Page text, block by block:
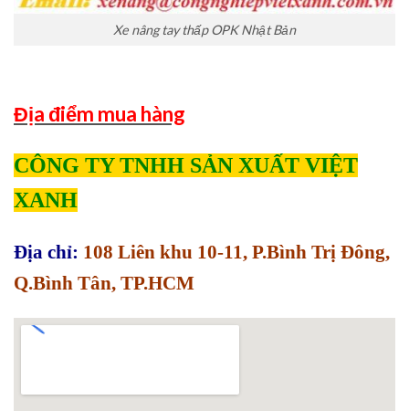
Xe nâng tay thấp OPK Nhật Bản
Địa điểm mua hàng
CÔNG TY TNHH SẢN XUẤT VIỆT
XANH
Địa chỉ: 108 Liên khu 10-11, P.Bình Trị Đông,
Q.Bình Tân, TP.HCM